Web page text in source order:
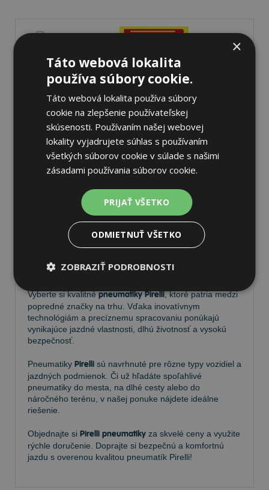
Pirelli SCORPION MX32 MID
SOFT
100/90 -19 57 M Zadné
Nie je skladom Sledovať naskladnenie
91,32 €
spoľahlivosť na každej ceste
Vyberte si kvalitnépneumatiky Pirelli, ktoré patria medzi
popredné značky na trhu. Vďaka inovatívnym
technológiám a precíznemu spracovaniu ponúkajú
vynikajúce jazdné vlastnosti, dlhú životnosť a vysokú
bezpečnosť.
Pneumatiky Pirelli sú navrhnuté pre rôzne typy vozidiel a
jazdných podmienok. Či už hľadáte spoľahlivé
pneumatiky do mesta, na dlhé cesty alebo do
náročného terénu, v našej ponuke nájdete ideálne
riešenie.
Objednajte si Pirelli pneumatiky za skvelé ceny a využite
rýchle doručenie. Doprajte si bezpečnú a komfortnú
jazdu s overenou kvalitou pneumatík Pirelli!
×
Táto webová lokalita
používa súbory cookie.
Táto webová lokalita používa súbory
cookie na zlepšenie používateľskej
skúsenosti. Používaním našej webovej
lokality vyjadrujete súhlas s používaním
všetkých súborov cookie v súlade s našimi
zásadami používania súborov cookie.
PRIJAŤ VŠETKO
ODMIETNUŤ VŠETKO
ZOBRAZIŤ PODROBNOSTI